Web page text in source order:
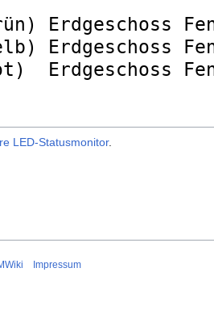
LED-Statusmonitor.
Impressum